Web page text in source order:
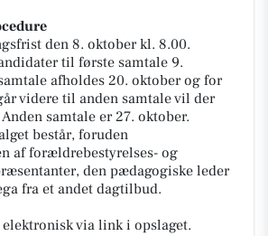
den 8. oktober kl. 8.00.
til første samtale 9.
afholdes 20. oktober og for
videre til anden samtale vil der
samtale er 27. oktober.
består, foruden
af forældrebestyrelses- og
den pædagogiske leder
fra et andet dagtilbud.
via link i opslaget.